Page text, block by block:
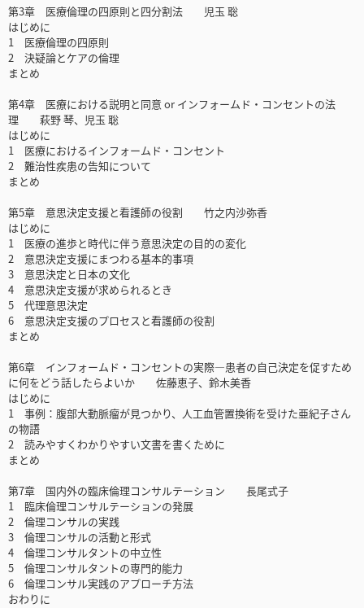
第3章 医療倫理の四原則と四分割法 児玉 聡
はじめに
1 医療倫理の四原則
2 決疑論とケアの倫理
まとめ
第4章 医療における説明と同意 or インフォームド・コンセントの法
理 萩野 琴、児玉 聡
はじめに
1 医療におけるインフォームド・コンセント
2 難治性疾患の告知について
まとめ
第5章 意思決定支援と看護師の役割 竹之内沙弥香
はじめに
1 医療の進歩と時代に伴う意思決定の目的の変化
2 意思決定支援にまつわる基本的事項
3 意思決定と日本の文化
4 意思決定支援が求められるとき
5 代理意思決定
6 意思決定支援のプロセスと看護師の役割
まとめ
第6章 インフォームド・コンセントの実際―患者の自己決定を促すため
に何をどう話したらよいか 佐藤恵子、鈴木美香
はじめに
1 事例：腹部大動脈瘤が見つかり、人工血管置換術を受けた亜紀子さん
の物語
2 読みやすくわかりやすい文書を書くために
まとめ
第7章 国内外の臨床倫理コンサルテーション 長尾式子
1 臨床倫理コンサルテーションの発展
2 倫理コンサルの実践
3 倫理コンサルの活動と形式
4 倫理コンサルタントの中立性
5 倫理コンサルタントの専門的能力
6 倫理コンサル実践のアプローチ方法
おわりに